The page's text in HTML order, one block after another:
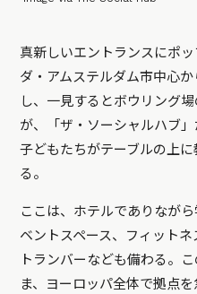
真新しいエントランスにポ
ダ・アムステルダム市中心
し、一見するとボウリング
が、「ザ・ソーシャルハブ
子どもたちがテーブルの上
る。
ここは、ホテルでありなが
ベントスペース、フィット
トランバーなども備わる。
ま、ヨーロッパ全体で拠点